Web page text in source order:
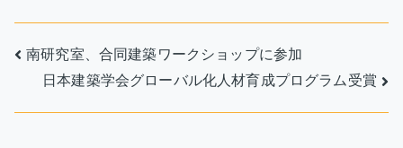
ン
賞
受
へ
投
南研究室、合同建築ワークショップに参加
日本建築学会グローバル化人材育成プログラム受賞